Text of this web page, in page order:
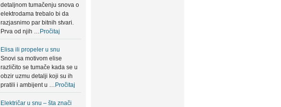
detaljnom tumačenju snova o
elektrodama trebalo bi da
razjasnimo par bitnih stvari.
Prva od njih … Pročitaj
Elisa ili propeler u snu
Snovi sa motivom elise
različito se tumače kada se u
obzir uzmu detalji koji su ih
pratili i ambijent u … Pročitaj
Električar u snu – šta znači